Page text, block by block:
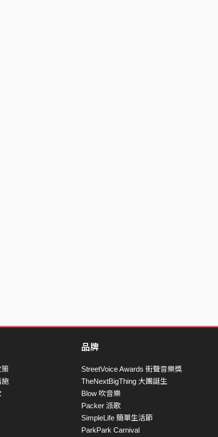
策
施
品牌
StreetVoice Awards 街聲音樂獎
TheNextBigThing 大團誕生
Blow 吹音樂
Packer 派歌
SimpleLife 簡單生活節
ParkPark Carnival